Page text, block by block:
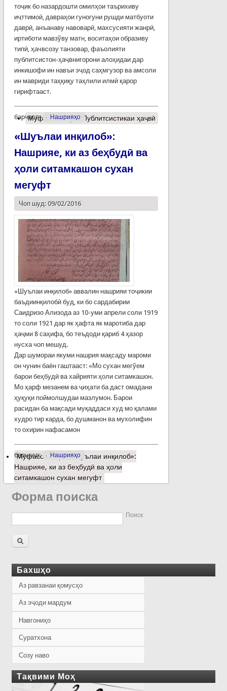
тоҷик бо назардошти омилҳои таърихиву
иҷттимоӣ, давраҳои гуногуни рушди матбуоти
даврӣ, анъанаву навоварӣ, махсусияти жанрӣ,
иртиботи мавзўву матн, воситаҳои образиву
типӣ, ҳачвсозу танзовар, фаъолияти
публитсистон-ҳаҷвнигорони алоҳидаи дар
инкишофи ин навъи эҷод саҳмгузор ва амсоли
ин мавриди таҳқиқу таҳлили илмӣ қарор
гирифтааст.
барчасп: Нашрияҳо
Муфассалтаро Публитсистикаи ҳаҷвӣ
«Шуълаи инқилоб»:
Нашрияе, ки аз беҳбудӣ ва
ҳоли ситамкашон сухан
мегуфт
Чоп шуд: 09/02/2016
«Шуълаи инқилоб» аввалин нашрияи тоҷикии
баъдиинқилобӣ буд, ки бо сардабирии
Саидризо Ализода аз 10-уми апрели соли 1919
то соли 1921 дар як ҳафта як маротиба дар
ҳаҷми 8 саҳифа, бо теъдоди қариб 4 ҳазор
нусха чоп мешуд.
Дар шумораи якуми нашрия мақсаду мароми
он чунин баён гаштааст: «Мо сухан мегўем
барои беҳбудӣ ва хайрияти ҳоли ситамкашон.
Мо ҳарф мезанем ва ҷиҳати ба даст омадани
ҳуқуқи поймолшудаи мазлумон. Барои
расидан ба мақсади муқаддаси худ мо қалами
худро тир карда, бо душманон ва мухолифин
то охирин нафасамон
барчасп: Нашрияҳо
Муфассалтаро «Шуълаи инқилоб»:
Нашрияе, ки аз беҳбудӣ ва ҳоли
ситамкашон сухан мегуфт
Форма поиска
Поиск
Бахшҳо
Аз равзанаи қомусҳо
Аз эҷоди мардум
Навгониҳо
Суратхона
Созу наво
Тақвими Моҳ